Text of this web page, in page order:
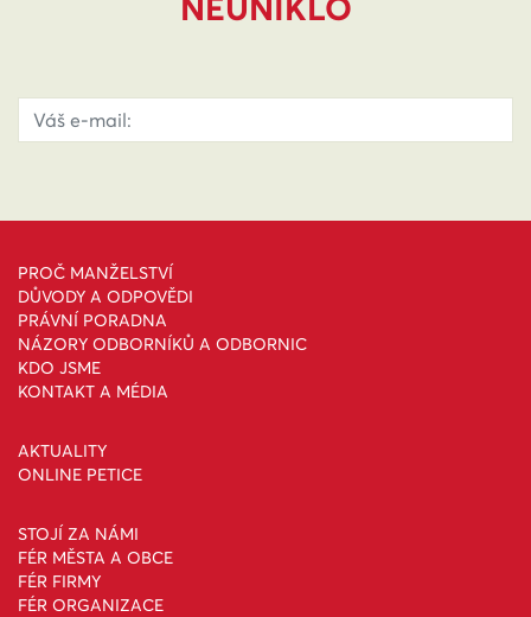
PROČ MANŽELSTVÍ
DŮVODY A ODPOVĚDI
PRÁVNÍ PORADNA
NÁZORY ODBORNÍKŮ A ODBORNIC
KDO JSME
KONTAKT A MÉDIA
AKTUALITY
ONLINE PETICE
STOJÍ ZA NÁMI
FÉR MĚSTA A OBCE
FÉR FIRMY
FÉR ORGANIZACE